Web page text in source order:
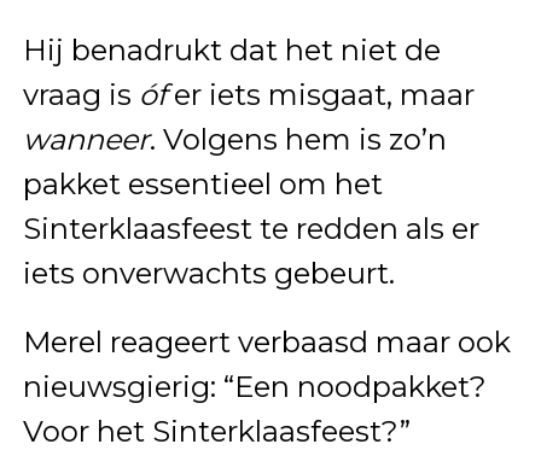
Hij benadrukt dat het niet de
vraag is ófer iets misgaat, maar
wanneer. Volgens hem is zo’n
pakket essentieel om het
Sinterklaasfeest te redden als er
iets onverwachts gebeurt.
Merel reageert verbaasd maar ook
nieuwsgierig: “Een noodpakket?
Voor het Sinterklaasfeest?”